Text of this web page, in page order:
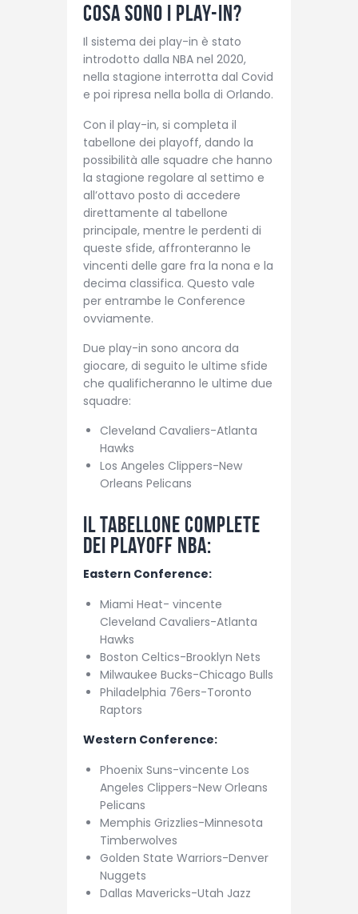
Cosa sono i play-in?
Il sistema dei play-in è stato
introdotto dalla NBA nel 2020,
nella stagione interrotta dal Covid
e poi ripresa nella bolla di Orlando.
Con il play-in, si completa il
tabellone dei playoff, dando la
possibilità alle squadre che hanno
la stagione regolare al settimo e
all’ottavo posto di accedere
direttamente al tabellone
principale, mentre le perdenti di
queste sfide, affronteranno le
vincenti delle gare fra la nona e la
decima classifica. Questo vale
per entrambe le Conference
ovviamente.
Due play-in sono ancora da
giocare, di seguito le ultime sfide
che qualificheranno le ultime due
squadre:
Cleveland Cavaliers-Atlanta
Hawks
Los Angeles Clippers-New
Orleans Pelicans
Il tabellone complete
dei playoff NBA:
Eastern Conference:
Miami Heat- vincente
Cleveland Cavaliers-Atlanta
Hawks
Boston Celtics-Brooklyn Nets
Milwaukee Bucks-Chicago Bulls
Philadelphia 76ers-Toronto
Raptors
Western Conference:
Phoenix Suns-vincente Los
Angeles Clippers-New Orleans
Pelicans
Memphis Grizzlies-Minnesota
Timberwolves
Golden State Warriors-Denver
Nuggets
Dallas Mavericks-Utah Jazz